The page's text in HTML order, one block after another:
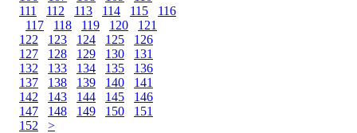
111
112 113 114 115
116
117
118 119 120
121
122
123 124 125
126
127
128 129 130
131
132
133 134 135
136
137
138 139 140
141
142
143 144 145
146
147
148 149 150
151
152
>